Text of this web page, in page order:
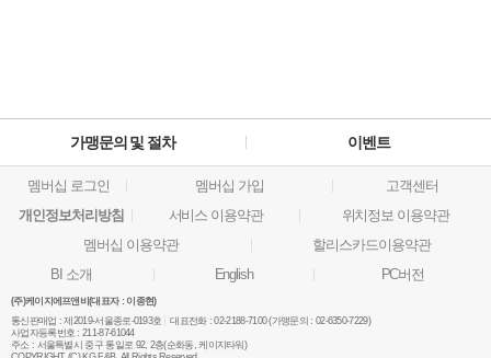
가맹문의 및 절차 이벤트
멤버십 로그인 멤버십 가입
고객센터
개인정보처리방침
서비스 이용약관
위치정보 이용약관
멤버십 이용약관
할리스카드이용약관
BI 소개
English PC버전
(주)케이지에프앤비(대표자 : 이종현)
통신판매업 : 제2019-서울종로-0193호 대표전화 : 02-2188-7100 (가맹문의 : 02-6350-7229)
사업자등록번호 : 211-87-61044
주소 : 서울특별시 중구 통일로 92, 2층(순화동, 케이지타워)